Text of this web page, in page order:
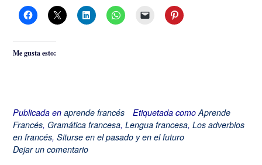
Me gusta esto:
Publicada en aprende francés Etiquetada como Aprende
Francés, Gramática francesa, Lengua francesa, Los adverbios
en francés, Siturse en el pasado y en el futuro
Dejar un comentario